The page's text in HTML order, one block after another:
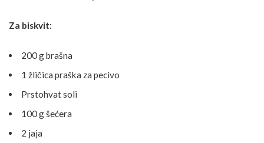
Za biskvit:
200 g brašna
1 žličica praška za pecivo
Prstohvat soli
100 g šećera
2 jaja